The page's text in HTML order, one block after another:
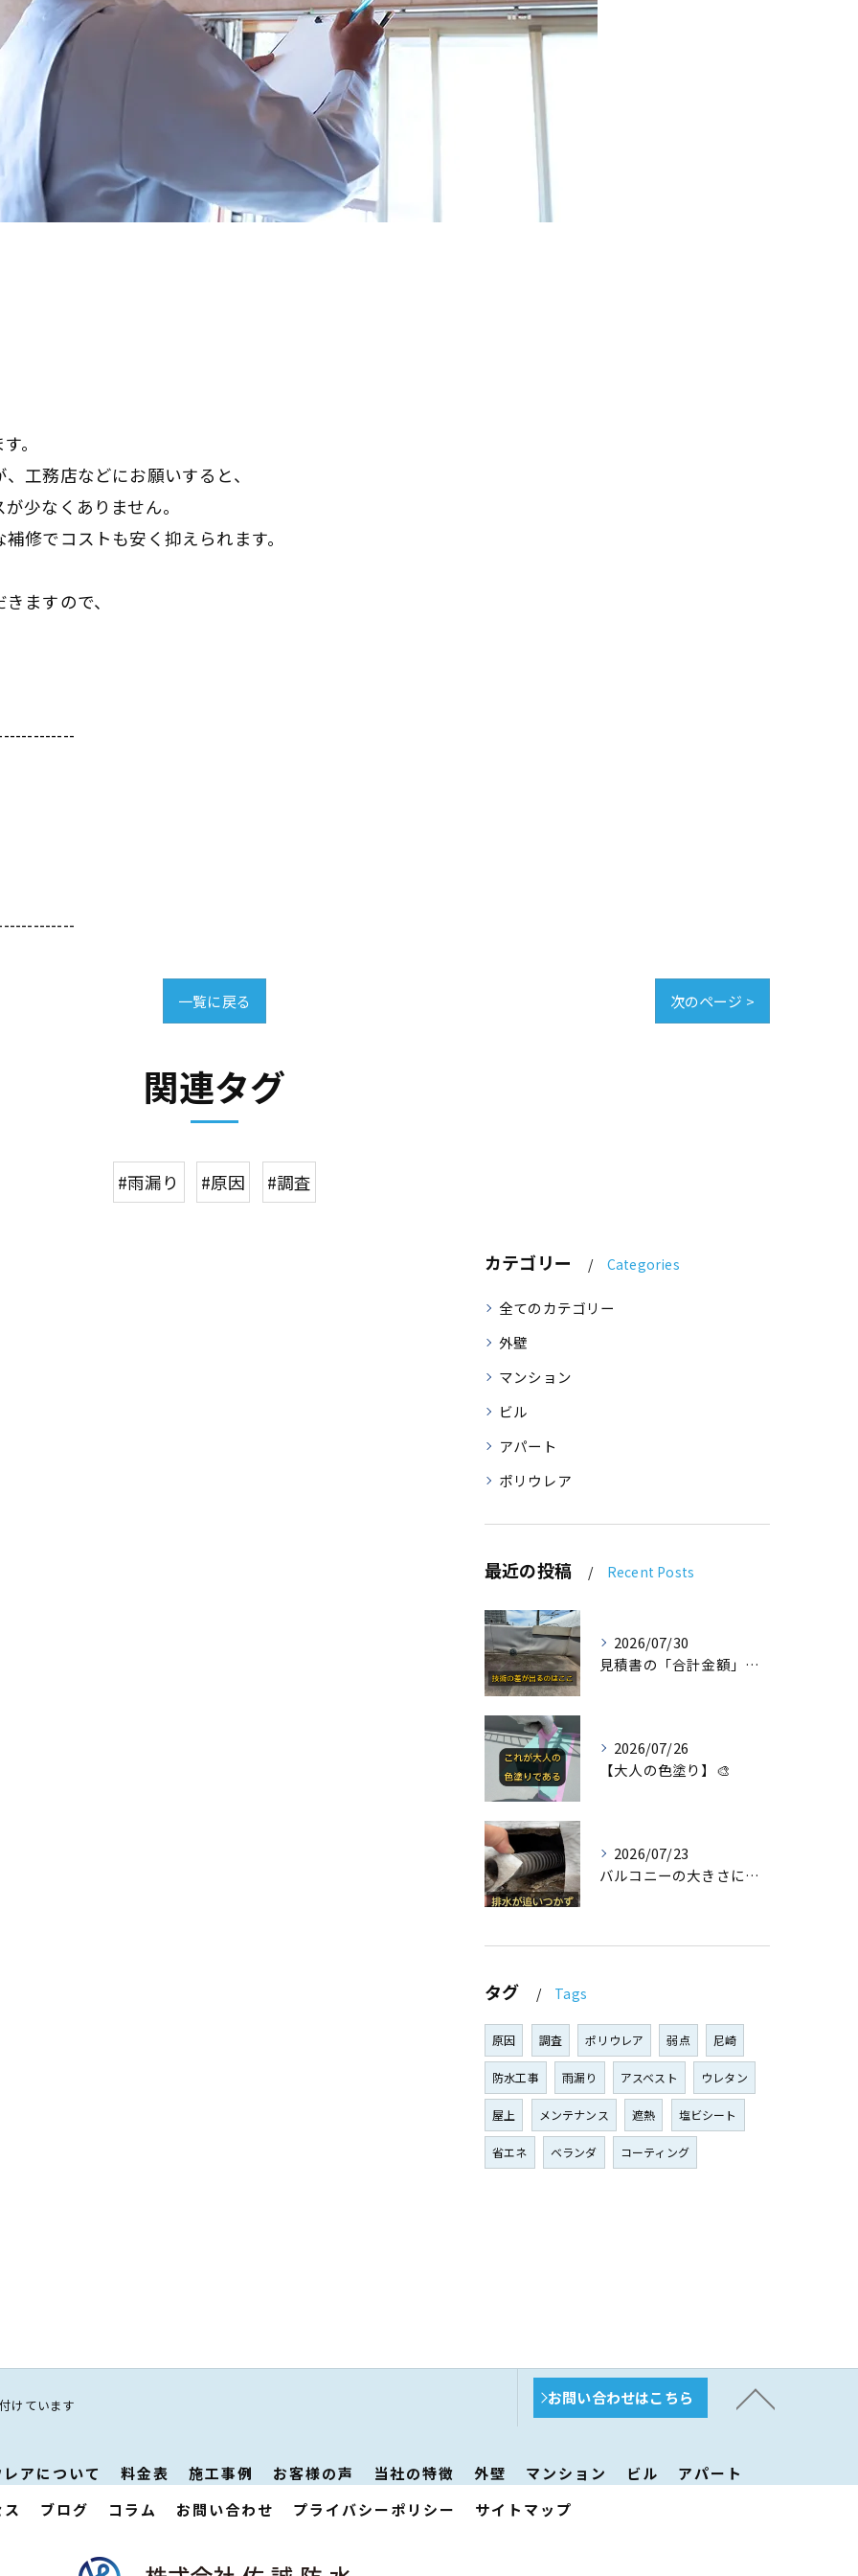
。
工務店などにお願いすると、
少なくありません。
修でコストも安く抑えられます。
ますので、
一覧に戻る 次のページ >
関連タグ
#雨漏り #原因 #調査
カテゴリー Categories
全てのカテゴリー
外壁
マンション
ビル
アパート
ポリウレア
最近の投稿 Recent Posts
2026/07/30
見積書の「合計金額」だけで比べていませんか⁉️
2026/07/26
【大人の色塗り】🎨
2026/07/23
バルコニーの大きさに合っていない【小さすぎるドレン】😱...
タグ Tags
原因 調査 ポリウレア 弱点 尼崎
防水工事 雨漏り アスベスト ウレタン
屋上 メンテナンス 遮熱 塩ビシート
省エネ ベランダ コーティング
けています お問い合わせはこちら
アについて 料金表 施工事例 お客様の声 当社の特徴 外壁 マンション ビル
アパート
ブログ コラム お問い合わせ プライバシーポリシー サイトマップ